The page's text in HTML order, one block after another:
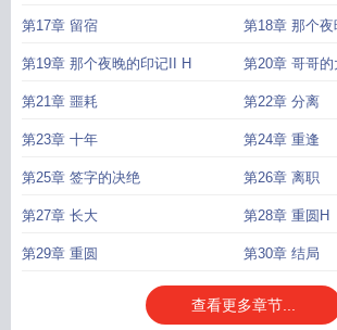
第17章 留宿 第18章 那个
第19章 那个夜晚的印记II H 第20章 哥哥的
第21章 噩耗 第22章 分离
第23章 十年 第24章 重逢
第25章 签字的决绝 第26章 离职
第27章 长大 第28章 重圆H
第29章 重圆 第30章 结局
查看更多章节...